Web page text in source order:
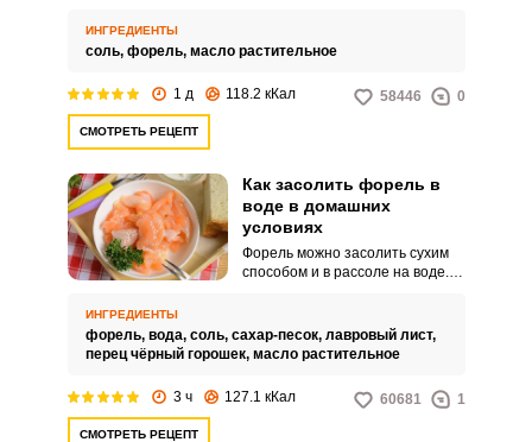
маслом.
ИНГРЕДИЕНТЫ
соль, форель, масло растительное
1 д 118.2 кКал 58446 0
СМОТРЕТЬ РЕЦЕПТ
Как засолить форель в
воде в домашних
условиях
Форель можно засолить сухим
способом и в рассоле на воде.
времени на засолку уйдет
меньше.
ИНГРЕДИЕНТЫ
форель, вода, соль, сахар-песок, лавровый лист,
перец чёрный горошек, масло растительное
3 ч 127.1 кКал 60681 1
СМОТРЕТЬ РЕЦЕПТ